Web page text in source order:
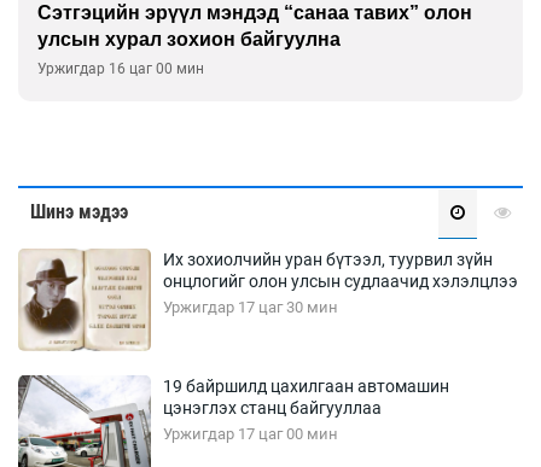
Сэтгэцийн эрүүл мэндэд “санаа тавих” олон
улсын хурал зохион байгуулна
Уржигдар 16 цаг 00 мин
Шинэ мэдээ
Их зохиолчийн уран бүтээл, туурвил зүйн
онцлогийг олон улсын судлаачид хэлэлцлээ
Уржигдар 17 цаг 30 мин
19 байршилд цахилгаан автомашин
цэнэглэх станц байгууллаа
Уржигдар 17 цаг 00 мин